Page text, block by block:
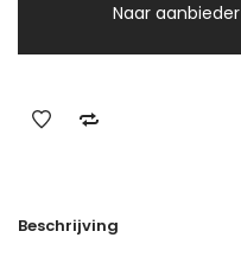
Naar aanbieder
Beschrijving